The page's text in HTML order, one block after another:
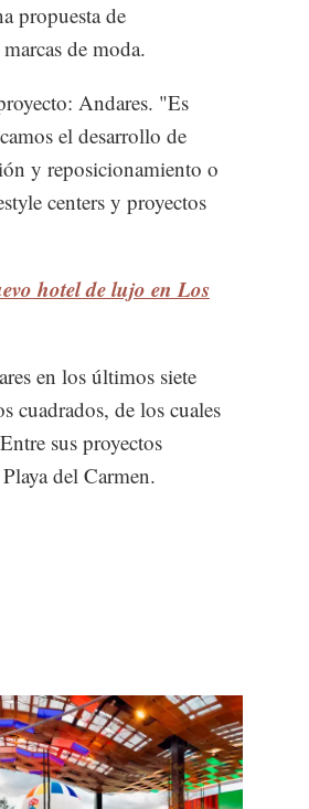
propuesta de
de moda.
Andares. "Es
el desarrollo de
y reposicionamiento o
centers y proyectos
hotel de lujo en Los
en los últimos siete
cuadrados, de los cuales
sus proyectos
del Carmen.